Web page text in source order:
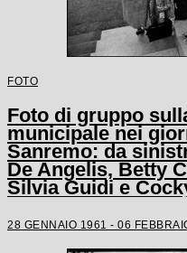
FOTO
Foto di gruppo
municipale nei
Sanremo: da
De Angelis, Betty
Silvia Guidi e
28 GENNAIO 1961 - 06